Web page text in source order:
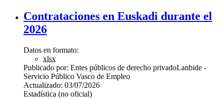
Contrataciones en Euskadi durante el
2026
Datos en formato:
xlsx
Publicado por: Entes públicos de derecho privadoLanbide -
Servicio Público Vasco de Empleo
Actualizado: 03/07/2026
Estadística (no oficial)